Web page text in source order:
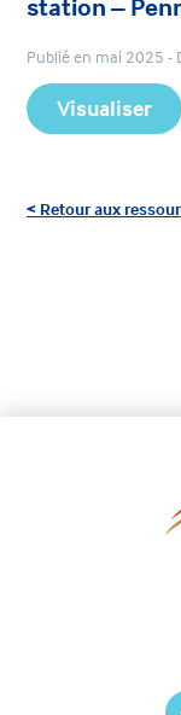
station –
Publié en mai 2025 -
Visualiser
< Retour aux